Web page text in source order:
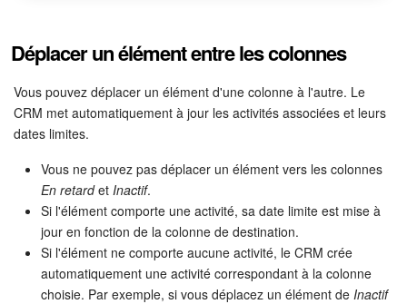
Déplacer un élément entre les colonnes
Vous pouvez déplacer un élément d'une colonne à l'autre. Le
CRM met automatiquement à jour les activités associées et leurs
dates limites.
Vous ne pouvez pas déplacer un élément vers les colonnes
En retardet Inactif.
Si l'élément comporte une activité, sa date limite est mise à
jour en fonction de la colonne de destination.
Si l'élément ne comporte aucune activité, le CRM crée
automatiquement une activité correspondant à la colonne
choisie. Par exemple, si vous déplacez un élément de Inactif